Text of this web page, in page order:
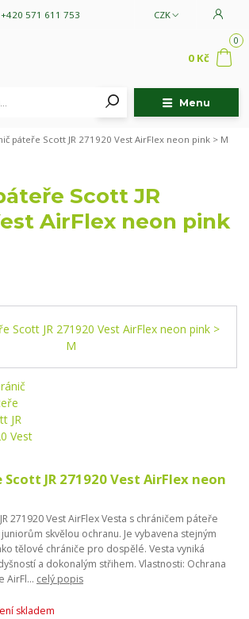
Menu
CZK
+420 571 611 753
0
0 Kč
páteře Scott JR 271920 Vest AirFlex neon pink > M
Scott JR
AirFlex neon pink
JR 271920 Vest AirFlex neon
271920 Vest AirFlex Vesta s chráničem páteře
juniorům skvělou ochranu. Je vybavena stejným
tělové chrániče pro dospělé. Vesta vyniká
a dokonalým střihem. Vlastnosti: Ochrana
AirFl... celý popis
skladem